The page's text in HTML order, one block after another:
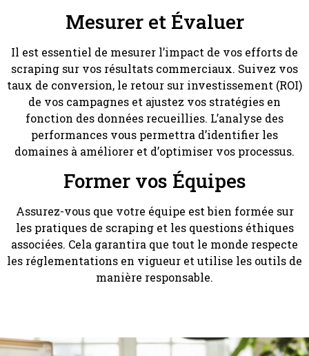
Mesurer et Évaluer
Il est essentiel de mesurer l’impact de vos efforts de
scraping sur vos résultats commerciaux. Suivez vos
taux de conversion, le retour sur investissement (ROI)
de vos campagnes et ajustez vos stratégies en
fonction des données recueillies. L’analyse des
performances vous permettra d’identifier les
domaines à améliorer et d’optimiser vos processus.
Former vos Équipes
Assurez-vous que votre équipe est bien formée sur
les pratiques de scraping et les questions éthiques
associées. Cela garantira que tout le monde respecte
les réglementations en vigueur et utilise les outils de
manière responsable.